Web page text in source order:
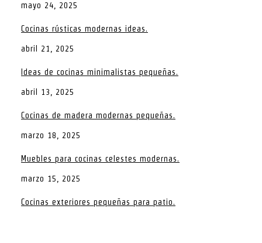
mayo 24, 2025
Cocinas rústicas modernas ideas.
abril 21, 2025
Ideas de cocinas minimalistas pequeñas.
abril 13, 2025
Cocinas de madera modernas pequeñas.
marzo 18, 2025
Muebles para cocinas celestes modernas.
marzo 15, 2025
Cocinas exteriores pequeñas para patio.